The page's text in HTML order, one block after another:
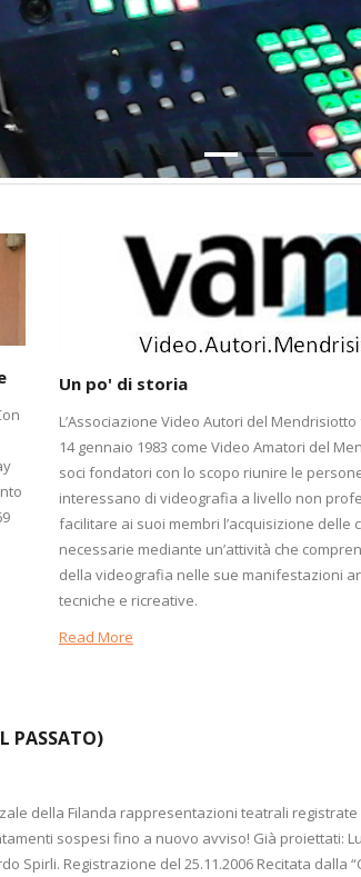
Un po' di storia
L’Associazione Video Autori del
14 gennaio 1983 come Video Amatori del
soci fondatori con lo scopo riunire le
interessano di videografia a livello non
facilitare ai suoi membri l’acquisizione delle
necessarie mediante un’attività che
della videografia nelle sue manifestazioni
tecniche e ricreative.
Read More
PASSATO)
della Filanda rappresentazioni teatrali registrate
sospesi fino a nuovo avviso! Già proiettati:
Spirli. Registrazione del 25.11.2006 Recitata dalla